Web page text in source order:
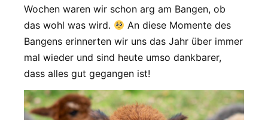
Wochen waren wir schon arg am Bangen, ob
das wohl was wird.
An diese Momente des
Bangens erinnerten wir uns das Jahr über immer
mal wieder und sind heute umso dankbarer,
dass alles gut gegangen ist!